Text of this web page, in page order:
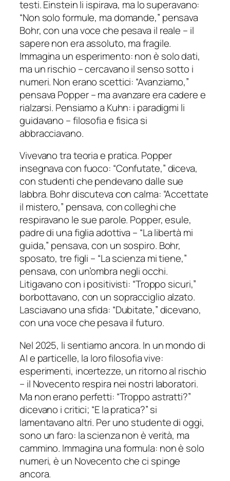
testi. Einstein li ispirava, ma lo superavano:
“Non solo formule, ma domande,” pensava
Bohr, con una voce che pesava il reale – il
sapere non era assoluto, ma fragile.
Immagina un esperimento: non è solo dati,
ma un rischio – cercavano il senso sotto i
numeri. Non erano scettici: “Avanziamo,”
pensava Popper – ma avanzare era cadere e
rialzarsi. Pensiamo a Kuhn: i paradigmi li
guidavano – filosofia e fisica si
abbracciavano.
Vivevano tra teoria e pratica. Popper
insegnava con fuoco: “Confutate,” diceva,
con studenti che pendevano dalle sue
labbra. Bohr discuteva con calma: “Accettate
il mistero,” pensava, con colleghi che
respiravano le sue parole. Popper, esule,
padre di una figlia adottiva – “La libertà mi
guida,” pensava, con un sospiro. Bohr,
sposato, tre figli – “La scienza mi tiene,”
pensava, con un’ombra negli occhi.
Litigavano con i positivisti: “Troppo sicuri,”
borbottavano, con un sopracciglio alzato.
Lasciavano una sfida: “Dubitate,” dicevano,
con una voce che pesava il futuro.
Nel 2025, li sentiamo ancora. In un mondo di
AI e particelle, la loro filosofia vive:
esperimenti, incertezze, un ritorno al rischio
– il Novecento respira nei nostri laboratori.
Ma non erano perfetti: “Troppo astratti?”
dicevano i critici; “E la pratica?” si
lamentavano altri. Per uno studente di oggi,
sono un faro: la scienza non è verità, ma
cammino. Immagina una formula: non è solo
numeri, è un Novecento che ci spinge
ancora.